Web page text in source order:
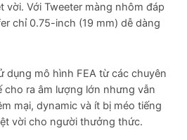
vời. Với Tweeter màng nhôm đáp
chỉ 0.75-inch (19 mm) dễ dàng
dụng mô hình FEA từ các chuyên
cho ra âm lượng lớn nhưng vẫn
mại, dynamic và ít bị méo tiếng
vời cho người thưởng thức.